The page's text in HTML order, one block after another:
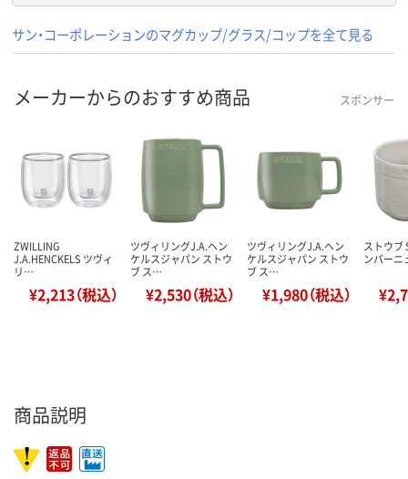
サン・コーポレーションのマグカップ/グラス/コップを全て見る
メーカーからのおすすめ商品 スポンサー
ZWILLING
J.A.HENCKELS ツヴィ
リ…
¥2,213（税込）
ツヴィリングJ.A.ヘン
ケルスジャパン ストウ
ブ ス…
¥2,530（税込）
ツヴィリングJ.A.ヘン
ケルスジャパン ストウ
ブ ス…
¥1,980（税込）
ストウブ
ンパー
商品説明